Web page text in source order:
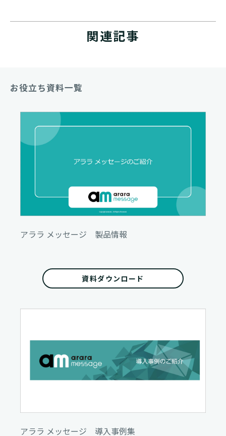
関連記事
お役立ち資料一覧
アララ メッセージ 製品情報
資料ダウンロード
アララ メッセージ 導入事例集